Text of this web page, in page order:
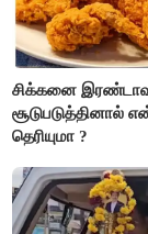
சிக்கனை
சூடுபடுத்தினால்
தெரியுமா ?